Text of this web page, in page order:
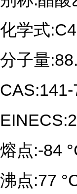
化学式
分子量
CAS:141-
熔点:-84
沸点:77